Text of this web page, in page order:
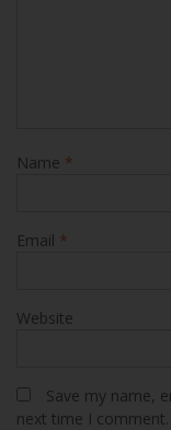
Name *
Email *
Website
Save my name,
next time I comment.